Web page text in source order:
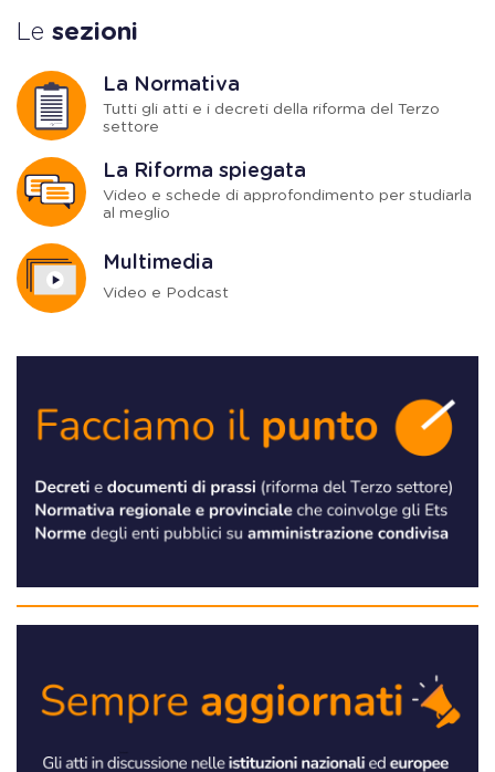
Le sezioni
La Normativa
Tutti gli atti e i decreti della riforma del Terzo
settore
La Riforma spiegata
Video e schede di approfondimento per studiarla
al meglio
Multimedia
Video e Podcast